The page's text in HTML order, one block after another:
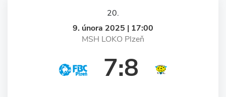
20.
9. února 2025 | 17:00
MSH LOKO Plzeň
7:8